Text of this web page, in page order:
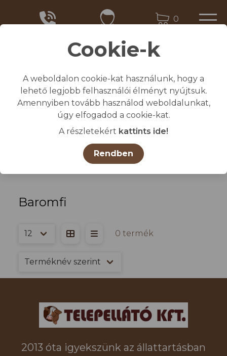
0
Kezdőlap
Összes termék
ÁLLATTENYÉSZTÉS TARTÁSTECHNOLÓGIA
Termékcsoportok
Baromfi
0 termék
2013 óta igyekszünk az állattartásban
Cookie-k
A weboldalon cookie-kat használunk, hogy a
lehető legjobb felhasználói élményt nyújtsuk.
Amennyiben tovább használod weboldalunkat,
úgy elfogadod a cookie-kat.
A részletekért kattints ide!
Rendben